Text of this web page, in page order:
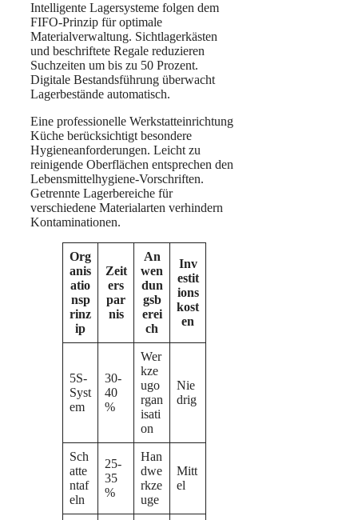
Intelligente Lagersysteme folgen dem
FIFO-Prinzip für optimale
Materialverwaltung. Sichtlagerkästen
und beschriftete Regale reduzieren
Suchzeiten um bis zu 50 Prozent.
Digitale Bestandsführung überwacht
Lagerbestände automatisch.
Eine professionelle Werkstatteinrichtung
Küche berücksichtigt besondere
Hygieneanforderungen. Leicht zu
reinigende Oberflächen entsprechen den
Lebensmittelhygiene-Vorschriften.
Getrennte Lagerbereiche für
verschiedene Materialarten verhindern
Kontaminationen.
Org
anis
atio
nsp
rinz
ip
Zeit
ers
par
nis
An
wen
dun
gsb
erei
ch
Inv
estit
ions
kost
en
5S-
Syst
em
30-
40
%
Wer
kze
ugo
rgan
isati
on
Nie
drig
Sch
atte
ntaf
eln
25-
35
%
Han
dwe
rkze
uge
Mitt
el